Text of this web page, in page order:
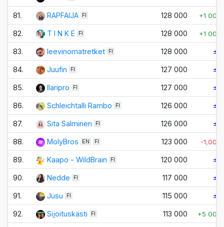
81. RAPFAIJA FI 128 000 +1 000
82. T I N K E FI 128 000 +1 000
83. leevinomatretket FI 128 000 ±0
84. Juufin FI 127 000 ±0
85. Ilaripro FI 127 000 ±0
86. Schleichtalli Rambo FI 126 000 ±0
87. Sita Salminen FI 126 000 ±0
88. MolyBros EN FI 123 000 -1,000
89. Kaapo - WildBrain FI 120 000 ±0
90. Nedde FI 117 000 ±0
91. Jusu FI 115 000 ±0
92. Sijoituskästi FI 113 000 +5 000